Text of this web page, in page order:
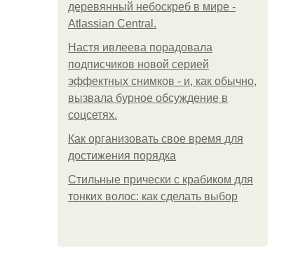
деревянный небоскреб в мире -
Atlassian Central.
Настя ивлеева порадовала
подписчиков новой серией
эффектных снимков - и, как обычно,
вызвала бурное обсуждение в
соцсетях.
Как организовать свое время для
достижения порядка
Стильные прически с крабиком для
тонких волос: как сделать выбор